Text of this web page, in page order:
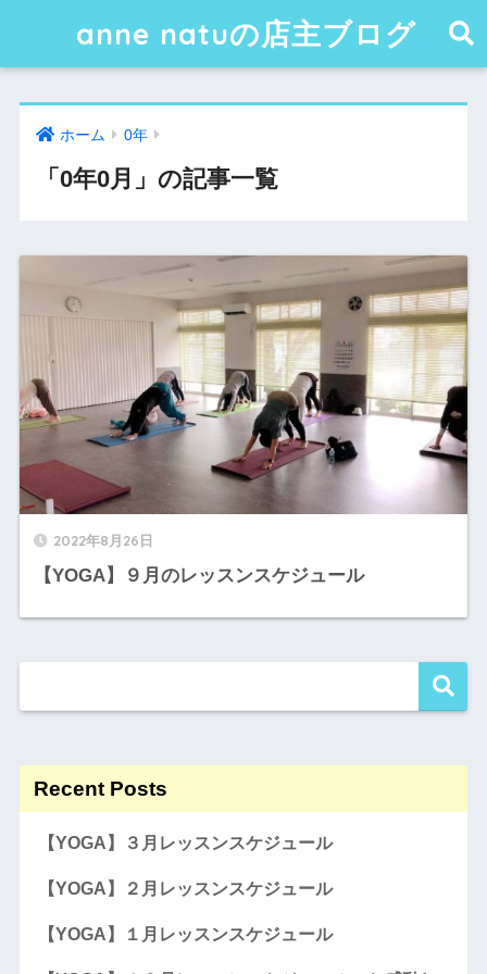
anne natuの店主ブログ
ホーム 0年
「0年0月」の記事一覧
2022年8月26日
【YOGA】９月のレッスンスケジュール
Recent Posts
【YOGA】３月レッスンスケジュール
【YOGA】２月レッスンスケジュール
【YOGA】１月レッスンスケジュール